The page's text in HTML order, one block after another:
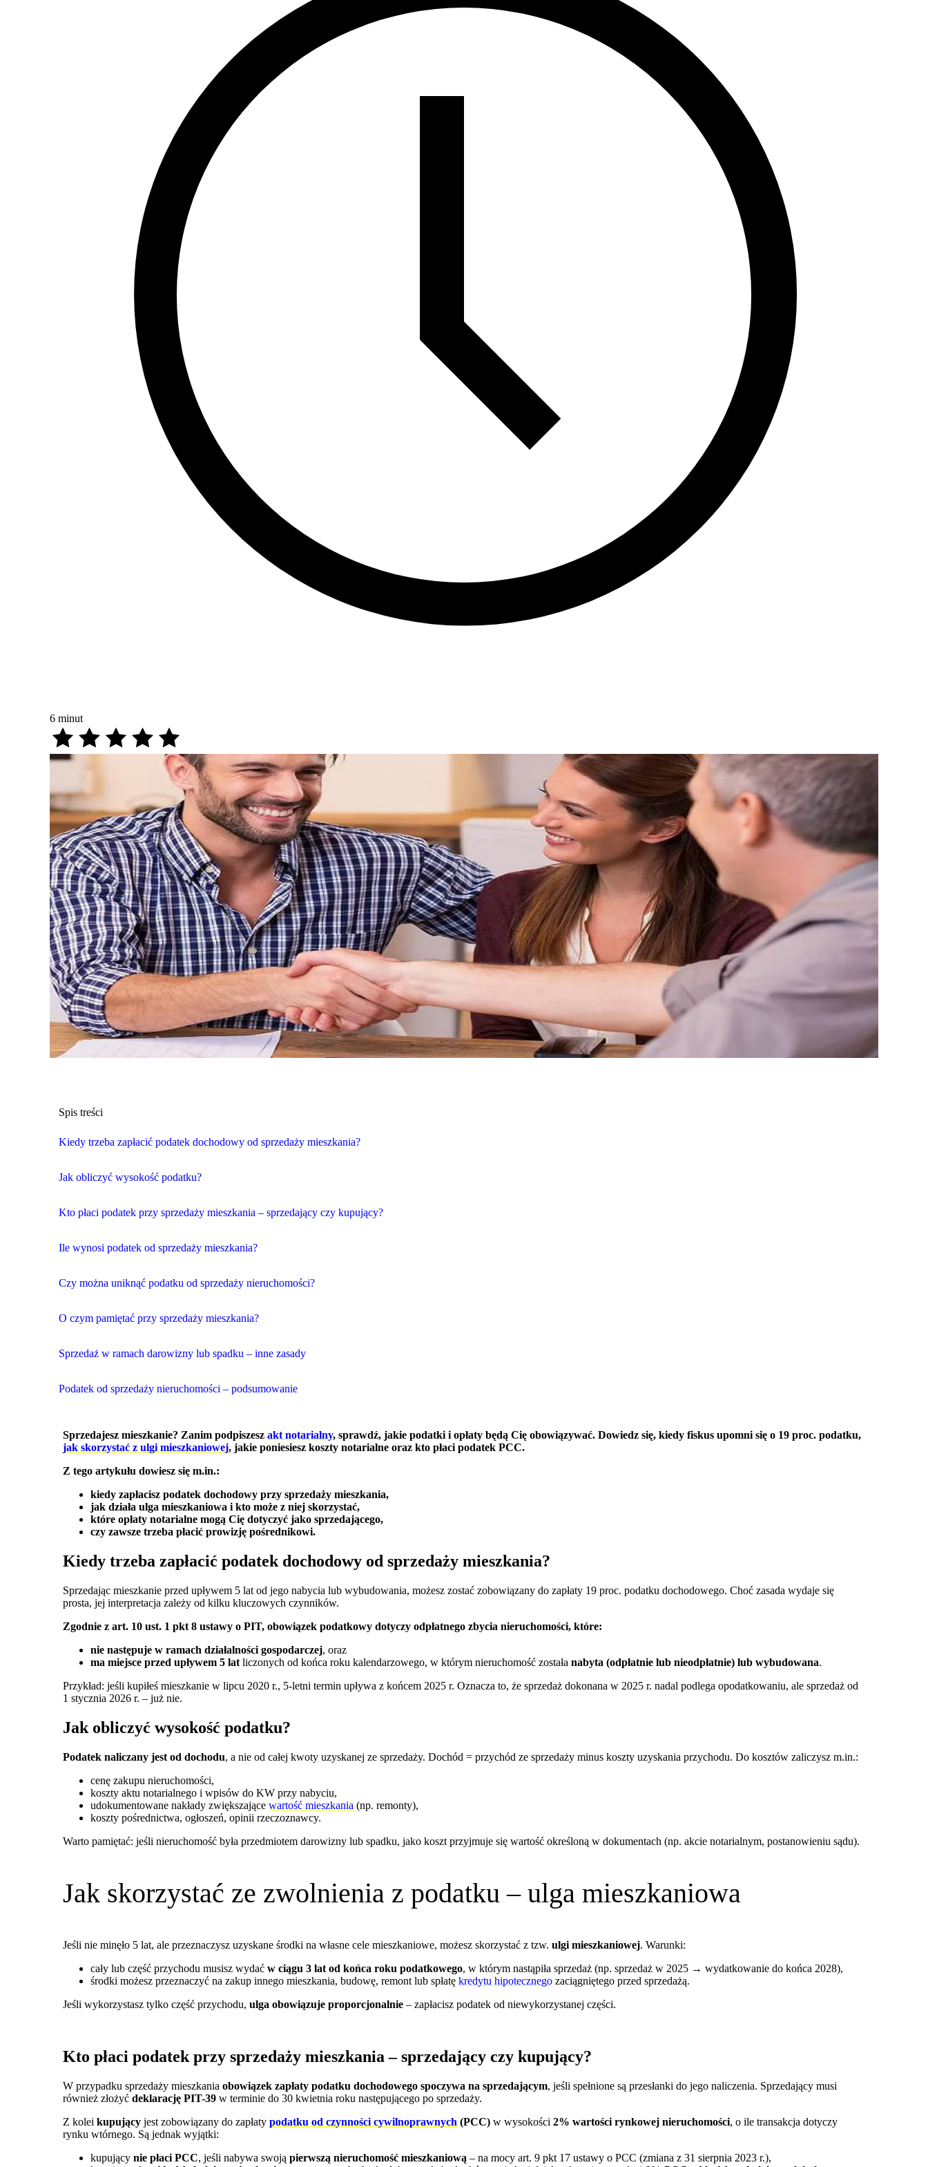
6 minut
Spis treści
Kiedy trzeba zapłacić podatek dochodowy od sprzedaży mieszkania?
Jak obliczyć wysokość podatku?
Kto płaci podatek przy sprzedaży mieszkania – sprzedający czy kupujący?
Ile wynosi podatek od sprzedaży mieszkania?
Czy można uniknąć podatku od sprzedaży nieruchomości?
O czym pamiętać przy sprzedaży mieszkania?
Sprzedaż w ramach darowizny lub spadku – inne zasady
Podatek od sprzedaży nieruchomości – podsumowanie
Sprzedajesz mieszkanie? Zanim podpiszeszakt notarialny, sprawdź, jakie podatki i opłaty będą Cię obowiązywać. Dowiedz się, kiedy fiskus upomni się o 19 proc. podatku,
jak skorzystać z ulgi mieszkaniowej, jakie poniesiesz koszty notarialne oraz kto płaci podatek PCC.
Z tego artykułu dowiesz się m.in.:
kiedy zapłacisz podatek dochodowy przy sprzedaży mieszkania,
jak działa ulga mieszkaniowa i kto może z niej skorzystać,
które opłaty notarialne mogą Cię dotyczyć jako sprzedającego,
czy zawsze trzeba płacić prowizję pośrednikowi.
Kiedy trzeba zapłacić podatek dochodowy od sprzedaży mieszkania?
Sprzedając mieszkanie przed upływem 5 lat od jego nabycia lub wybudowania, możesz zostać zobowiązany do zapłaty 19 proc. podatku dochodowego. Choć zasada wydaje się
prosta, jej interpretacja zależy od kilku kluczowych czynników.
Zgodnie z art. 10 ust. 1 pkt 8 ustawy o PIT, obowiązek podatkowy dotyczy odpłatnego zbycia nieruchomości, które:
nie następuje w ramach działalności gospodarczej, oraz
ma miejsce przed upływem 5 lat liczonych od końca roku kalendarzowego, w którym nieruchomość zostałanabyta (odpłatnie lub nieodpłatnie) lub wybudowana.
Przykład: jeśli kupiłeś mieszkanie w lipcu 2020 r., 5-letni termin upływa z końcem 2025 r. Oznacza to, że sprzedaż dokonana w 2025 r. nadal podlega opodatkowaniu, ale sprzedaż od
1 stycznia 2026 r. – już nie.
Jak obliczyć wysokość podatku?
Podatek naliczany jest od dochodu, a nie od całej kwoty uzyskanej ze sprzedaży. Dochód = przychód ze sprzedaży minus koszty uzyskania przychodu. Do kosztów zaliczysz m.in.:
cenę zakupu nieruchomości,
koszty aktu notarialnego i wpisów do KW przy nabyciu,
udokumentowane nakłady zwiększającewartość mieszkania (np. remonty),
koszty pośrednictwa, ogłoszeń, opinii rzeczoznawcy.
Warto pamiętać: jeśli nieruchomość była przedmiotem darowizny lub spadku, jako koszt przyjmuje się wartość określoną w dokumentach (np. akcie notarialnym, postanowieniu sądu).
Jak skorzystać ze zwolnienia z podatku – ulga mieszkaniowa
Jeśli nie minęło 5 lat, ale przeznaczysz uzyskane środki na własne cele mieszkaniowe, możesz skorzystać z tzw.ulgi mieszkaniowej. Warunki:
cały lub część przychodu musisz wydaćw ciągu 3 lat od końca roku podatkowego, w którym nastąpiła sprzedaż (np. sprzedaż w 2025 → wydatkowanie do końca 2028),
środki możesz przeznaczyć na zakup innego mieszkania, budowę, remont lub spłatękredytu hipotecznego zaciągniętego przed sprzedażą.
Jeśli wykorzystasz tylko część przychodu,ulga obowiązuje proporcjonalnie – zapłacisz podatek od niewykorzystanej części.
Kto płaci podatek przy sprzedaży mieszkania – sprzedający czy kupujący?
W przypadku sprzedaży mieszkaniaobowiązek zapłaty podatku dochodowego spoczywa na sprzedającym, jeśli spełnione są przesłanki do jego naliczenia. Sprzedający musi
również złożyćdeklarację PIT-39 w terminie do 30 kwietnia roku następującego po sprzedaży.
Z koleikupujący jest zobowiązany do zapłatypodatku od czynności cywilnoprawnych (PCC) w wysokości2% wartości rynkowej nieruchomości, o ile transakcja dotyczy
rynku wtórnego. Są jednak wyjątki:
kupującynie płaci PCC, jeśli nabywa swojąpierwszą nieruchomość mieszkaniową – na mocy art. 9 pkt 17 ustawy o PCC (zmiana z 31 sierpnia 2023 r.),